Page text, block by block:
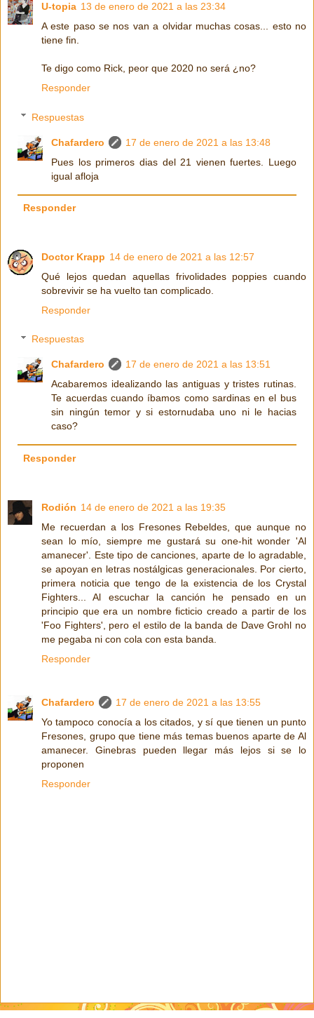
U-topia 13 de enero de 2021 a las 23:34
A este paso se nos van a olvidar muchas cosas... esto no
tiene fin.
Te digo como Rick, peor que 2020 no será ¿no?
Responder
Respuestas
Chafardero
17 de enero de 2021 a las 13:48
Pues los primeros dias del 21 vienen fuertes. Luego
igual afloja
Responder
Doctor Krapp 14 de enero de 2021 a las 12:57
Qué lejos quedan aquellas frivolidades poppies cuando
sobrevivir se ha vuelto tan complicado.
Responder
Respuestas
Chafardero
17 de enero de 2021 a las 13:51
Acabaremos idealizando las antiguas y tristes rutinas.
Te acuerdas cuando íbamos como sardinas en el bus
sin ningún temor y si estornudaba uno ni le hacias
caso?
Responder
Rodión 14 de enero de 2021 a las 19:35
Me recuerdan a los Fresones Rebeldes, que aunque no
sean lo mío, siempre me gustará su one-hit wonder 'Al
amanecer'. Este tipo de canciones, aparte de lo agradable,
se apoyan en letras nostálgicas generacionales. Por cierto,
primera noticia que tengo de la existencia de los Crystal
Fighters... Al escuchar la canción he pensado en un
principio que era un nombre ficticio creado a partir de los
'Foo Fighters', pero el estilo de la banda de Dave Grohl no
me pegaba ni con cola con esta banda.
Responder
Chafardero
17 de enero de 2021 a las 13:55
Yo tampoco conocía a los citados, y sí que tienen un punto
Fresones, grupo que tiene más temas buenos aparte de Al
amanecer. Ginebras pueden llegar más lejos si se lo
proponen
Responder